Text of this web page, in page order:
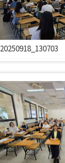
20250918_130703